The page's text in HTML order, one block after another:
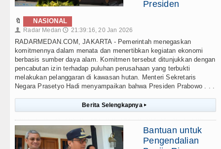
Presiden
🔖 NASIONAL
👤 Radar Medan 🕔 21:39:16, 20 Jan 2026
RADARMEDAN.COM, JAKARTA - Pemerintah menegaskan
komitmennya dalam menata dan menertibkan kegiatan ekonomi
berbasis sumber daya alam. Komitmen tersebut ditunjukkan dengan
pencabutan izin terhadap puluhan perusahaan yang terbukti
melakukan pelanggaran di kawasan hutan. Menteri Sekretaris
Negara Prasetyo Hadi menyampaikan bahwa Presiden Prabowo . . .
Berita Selengkapnya ▸
Bantuan untuk
Pengendalian